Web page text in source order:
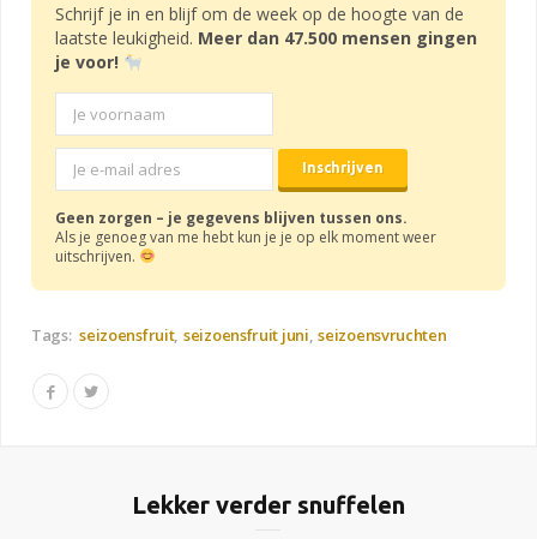
Schrijf je in en blijf om de week op de hoogte van de
laatste leukigheid. Meer dan 47.500 mensen gingen
je voor!
Geen zorgen – je gegevens blijven tussen ons.
Als je genoeg van me hebt kun je je op elk moment weer
uitschrijven.
Tags: seizoensfruit seizoensfruit juni seizoensvruchten
Lekker verder snuffelen